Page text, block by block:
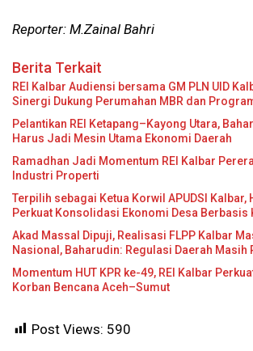
Reporter: M.Zainal Bahri
Berita Terkait
REI Kalbar Audiensi bersama GM PLN UID
Sinergi Dukung Perumahan MBR dan
Pelantikan REI Ketapang–Kayong Utara,
Harus Jadi Mesin Utama Ekonomi Daerah
Ramadhan Jadi Momentum REI Kalbar
Industri Properti
Terpilih sebagai Ketua Korwil APUDSI Kalbar,
Perkuat Konsolidasi Ekonomi Desa Berbasis
Akad Massal Dipuji, Realisasi FLPP Kalbar
Nasional, Baharudin: Regulasi Daerah Masih
Momentum HUT KPR ke-49, REI Kalbar
Korban Bencana Aceh–Sumut
Post Views: 590